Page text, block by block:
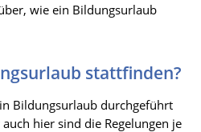
wie ein Bildungsurlaub
stattfinden?
Bildungsurlaub durchgeführt
hier sind die Regelungen je